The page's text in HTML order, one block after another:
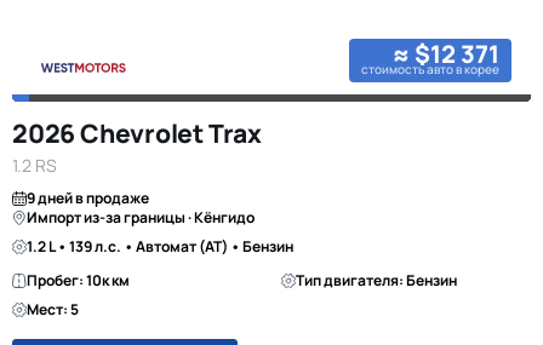
≈ $12 371
стоимость авто в корее
2026 Chevrolet Trax
1.2 RS
9 дней в продаже
Импорт из-за границы · Кёнгидо
1.2 L • 139 л.с. • Автомат (AT) • Бензин
Пробег: 10к км
Тип двигателя: Бензин
Мест: 5